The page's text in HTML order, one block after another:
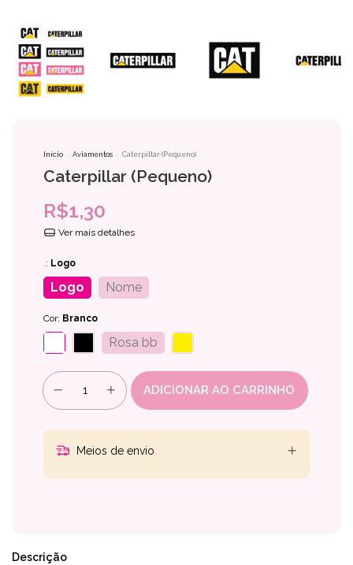
Início . Aviamentos . Caterpillar (Pequeno)
Caterpillar (Pequeno)
R$1,30
Ver mais detalhes
.: Logo
Logo Nome
Cor: Branco
Rosa bb
Meios de envio
Descrição